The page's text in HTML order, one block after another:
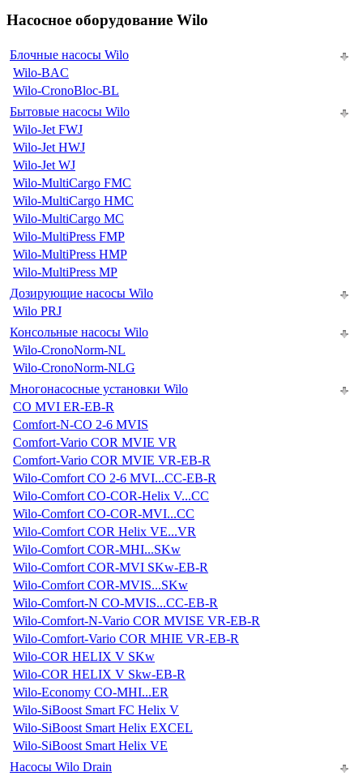
Насосное оборудование Wilo
Блочные насосы Wilo
Wilo-BAC
Wilo-CronoBloc-BL
Бытовые насосы Wilo
Wilo-Jet FWJ
Wilo-Jet HWJ
Wilo-Jet WJ
Wilo-MultiCargo FMC
Wilo-MultiCargo HMC
Wilo-MultiCargo MC
Wilo-MultiPress FMP
Wilo-MultiPress HMP
Wilo-MultiPress MP
Дозирующие насосы Wilo
Wilo PRJ
Консольные насосы Wilo
Wilo-CronoNorm-NL
Wilo-CronoNorm-NLG
Многонасосные установки Wilo
CO MVI ER-EB-R
Comfort-N-CO 2-6 MVIS
Comfort-Vario COR MVIE VR
Comfort-Vario COR MVIE VR-EB-R
Wilo-Comfort CO 2-6 MVI...CC-EB-R
Wilo-Comfort CO-COR-Helix V...CC
Wilo-Comfort CO-COR-MVI...CC
Wilo-Comfort COR Helix VE...VR
Wilo-Comfort COR-MHI...SKw
Wilo-Comfort COR-MVI SKw-EB-R
Wilo-Comfort COR-MVIS...SKw
Wilo-Comfort-N CO-MVIS...CC-EB-R
Wilo-Comfort-N-Vario COR MVISE VR-EB-R
Wilo-Comfort-Vario COR MHIE VR-EB-R
Wilo-COR HELIX V SKw
Wilo-COR HELIX V Skw-EB-R
Wilo-Economy CO-MHI...ER
Wilo-SiBoost Smart FC Helix V
Wilo-SiBoost Smart Helix EXCEL
Wilo-SiBoost Smart Helix VE
Насосы Wilo Drain